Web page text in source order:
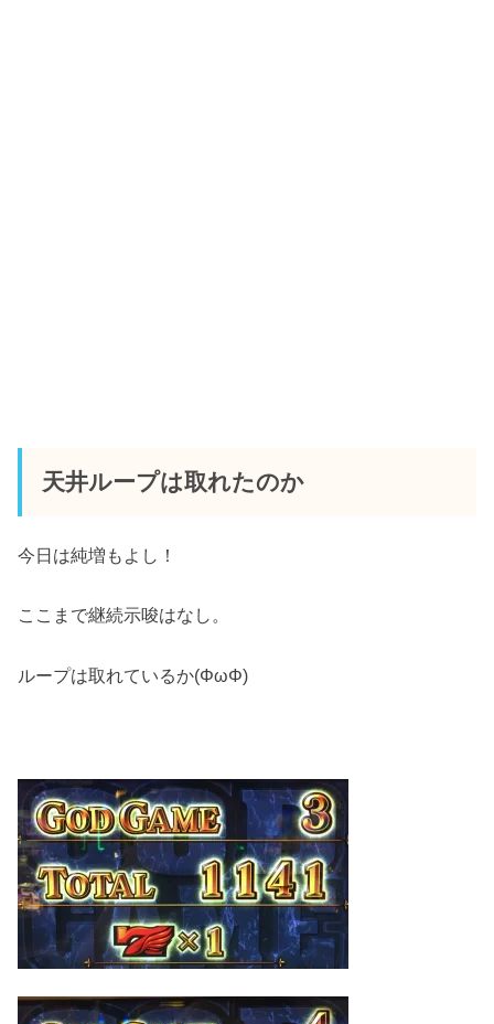
天井ループは取れたのか
今日は純増もよし！
ここまで継続示唆はなし。
ループは取れているか(ΦωΦ)